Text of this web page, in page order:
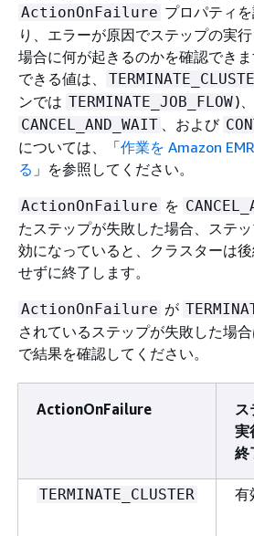
ActionOnFailure プロパティ
り、エラーが原因でステップの実
場合に何が起きるのかを確認でき
できる値は、
ンでは TERMINATE_JOB_FLOW)、
CANCEL_AND_WAIT 、および
については、「作業を Amazon
る 」を参照してください。
ActionOnFailure を
たステップが失敗した場合、ステ
効になっていると、クラスターは
せずに終了します。
ActionOnFailure が
されているステップが失敗した場
で結果を確認してください。
ActionOnFailure
ス
実
終
TERMINATE_CLUSTER 有